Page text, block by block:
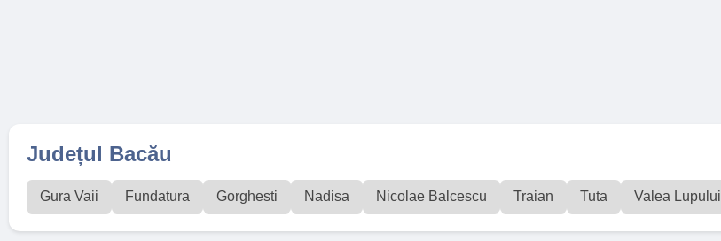
Județul Bacău
Gura Vaii Fundatura Gorghesti Nadisa Nicolae Balcescu Traian Tuta Valea Lupului